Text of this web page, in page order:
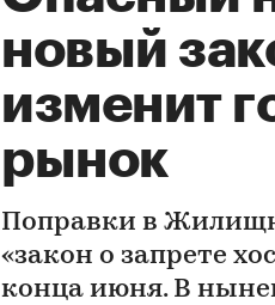
новый
изменит
рынок
Поправки в
«закон о запрете
конца июня. В